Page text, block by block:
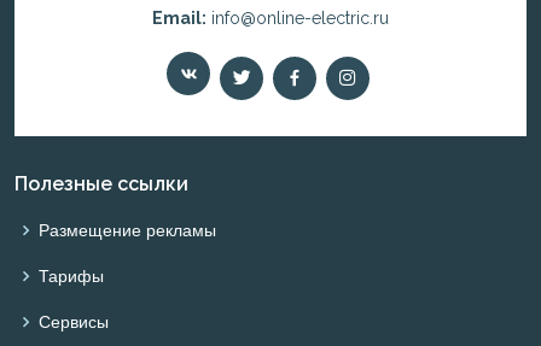
Email: info@online-electric.ru
Полезные ссылки
Размещение рекламы
Тарифы
Сервисы